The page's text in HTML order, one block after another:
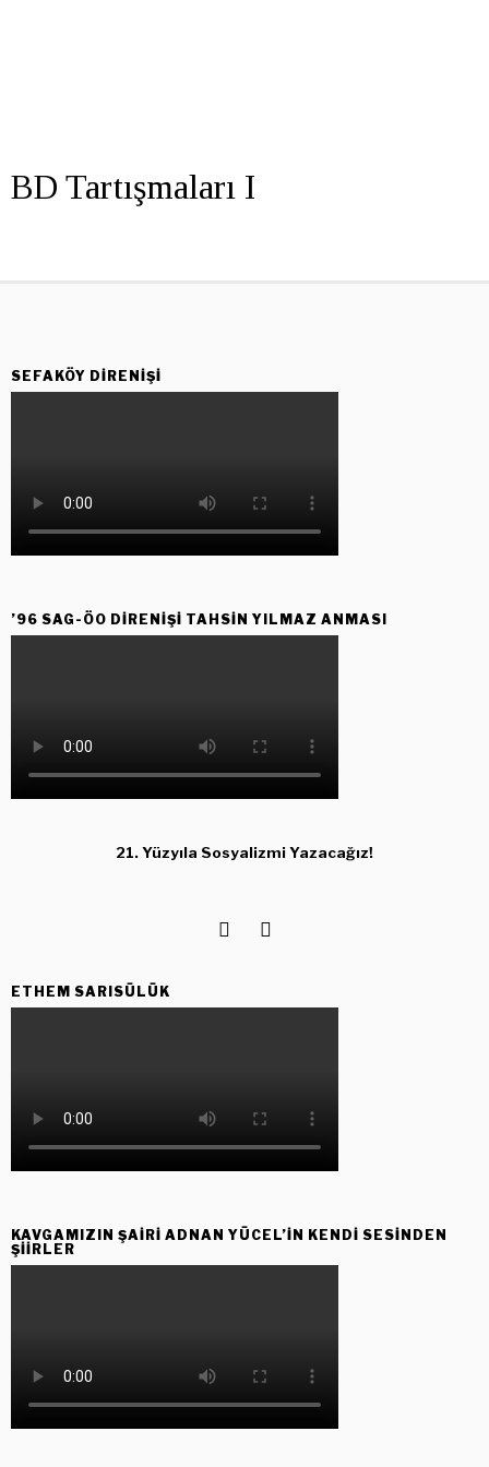
BD Tartışmaları I
SEFAKÖY DIRENIŞI
’96 SAG-ÖO DİRENİŞİ TAHSİN YILMAZ ANMASI
21. Yüzyıla Sosyalizmi Yazacağız!
ETHEM SARISÜLÜK
KAVGAMIZIN ŞAIRI ADNAN YÜCEL’IN KENDI SESINDEN
ŞIIRLER